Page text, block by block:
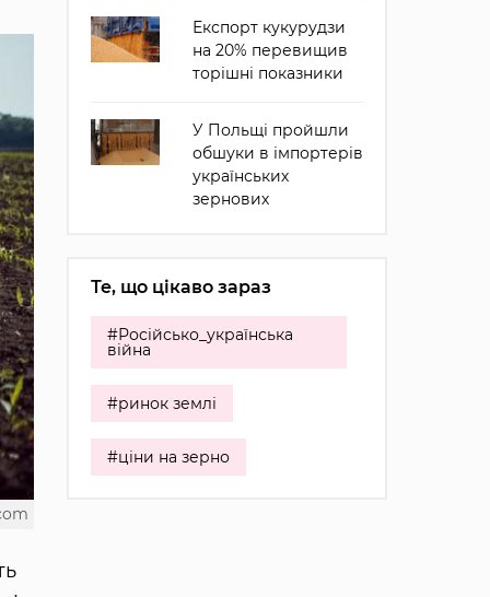
Експорт кукурудзи
на 20% перевищив
торішні показники
У Польщі пройшли
обшуки в імпортерів
українських
зернових
Те, що цікаво зараз
#Російсько_українська
війна
#ринок землі
#ціни на зерно